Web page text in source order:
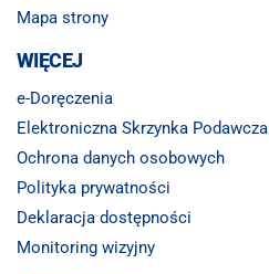
Mapa strony
WIĘCEJ
e-Doręczenia
Elektroniczna Skrzynka Podawcza
Ochrona danych osobowych
Polityka prywatności
Deklaracja dostępności
Monitoring wizyjny